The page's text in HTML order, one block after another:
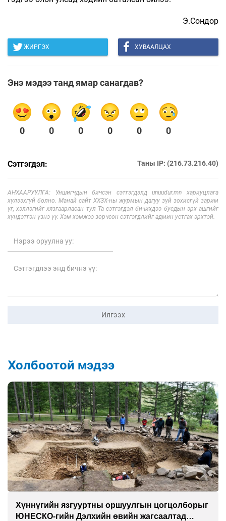
Э.Сондор
ЖИРГЭХ ХУВААЛЦАХ
Энэ мэдээ танд ямар санагдав?
0 0 0 0 0 0
Сэтгэгдэл: Таны IP: (216.73.216.40)
АНХААРУУЛГА: Уншигчдын бичсэн сэтгэгдэлд unuudur.mn хариуцлага
хүлээхгүй болно. Манай сайт ХХЗХ-ны журмын дагуу зүй зохисгүй зарим
үг, хэллэгийг хязгаарласан тул Та сэтгэгдэл бичихдээ бусдын эрх ашгийг
хүндэтгэн үзнэ үү. Хэм хэмжээ зөрчсөн сэтгэгдлийг админ устгах эрхтэй.
Илгээх
Холбоотой мэдээ
Хүннүгийн язгууртны оршуулгын цогцолборыг
ЮНЕСКО-гийн Дэлхийн өвийн жагсаалтад